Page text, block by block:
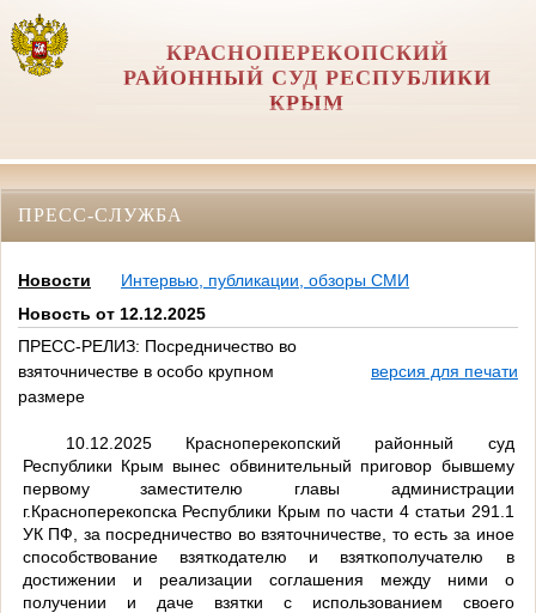
КРАСНОПЕРЕКОПСКИЙ
РАЙОННЫЙ СУД РЕСПУБЛИКИ
КРЫМ
ПРЕСС-СЛУЖБА
Новости
Интервью, публикации, обзоры СМИ
Новость от 12.12.2025
ПРЕСС-РЕЛИЗ: Посредничество во
взяточничестве в особо крупном
размере
версия для печати
10.12.2025 Красноперекопский районный суд
Республики Крым вынес обвинительный приговор бывшему
первому заместителю главы администрации
г.Красноперекопска Республики Крым по части 4 статьи 291.1
УК ПФ, за посредничество во взяточничестве, то есть за иное
способствование взяткодателю и взяткополучателю в
достижении и реализации соглашения между ними о
получении и даче взятки с использованием своего